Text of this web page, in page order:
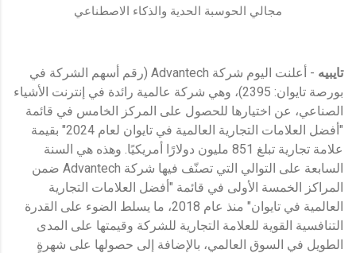
مجالي الحوسبة الحدية والذكاء الاصطناعي
تايبيه
- أعلنت اليوم شركة Advantech (رقم أسهم الشركة في
بورصة تايوان: 2395)، وهي شركة عالمية رائدة في إنترنت الأشياء
الصناعي، عن اختيارها للحصول على المركز الخامس في قائمة
"أفضل العلامات التجارية العالمية في تايوان لعام 2024" بقيمة
علامة تجارية تبلغ 851 مليون دولارًا أمريكيًا. وهذه هي السنة
السابعة على التوالي التي تصنّف فيها شركة Advantech ضمن
المراكز الخمسة الأولى في قائمة "أفضل العلامات التجارية
العالمية في تايوان" منذ عام 2018، ما يسلط الضوء على القدرة
التنافسية القوية للعلامة التجارية للشركة وقيمتها على المدى
الطويل في السوق العالمي، بالإضافة إلى حصولها على شهرةٍ